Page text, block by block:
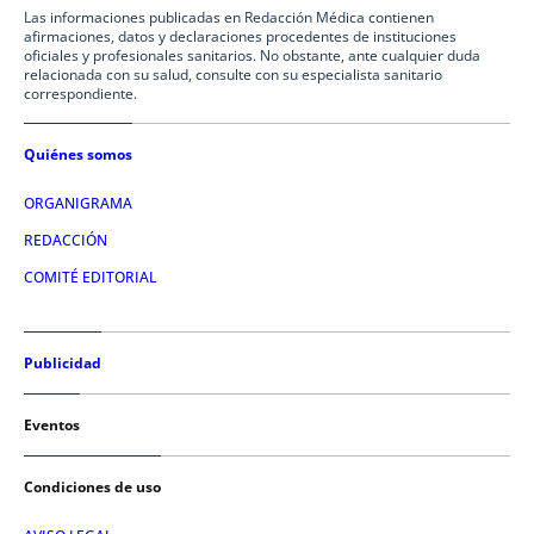
Las informaciones publicadas en Redacción Médica contienen
afirmaciones, datos y declaraciones procedentes de instituciones
oficiales y profesionales sanitarios. No obstante, ante cualquier duda
relacionada con su salud, consulte con su especialista sanitario
correspondiente.
Quiénes somos
ORGANIGRAMA
REDACCIÓN
COMITÉ EDITORIAL
Publicidad
Eventos
Condiciones de uso